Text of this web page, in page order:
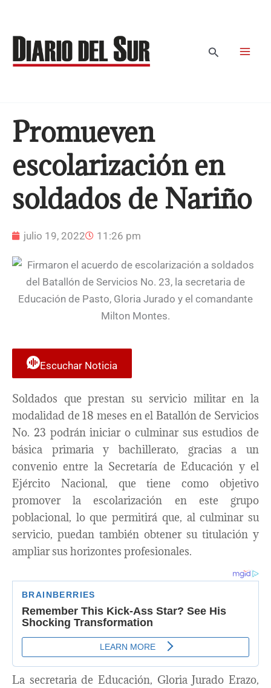
contenido
Buscar
Promueven
escolarización en
soldados de Nariño
julio 19, 2022 11:26 pm
Escuchar Noticia
Soldados que prestan su servicio militar en la
modalidad de 18 meses en el Batallón de Servicios
No. 23 podrán iniciar o culminar sus estudios de
básica primaria y bachillerato, gracias a un
convenio entre la Secretaría de Educación y el
Ejército Nacional, que tiene como objetivo
promover la escolarización en este grupo
poblacional, lo que permitirá que, al culminar su
servicio, puedan también obtener su titulación y
ampliar sus horizontes profesionales.
La secretaria de Educación, Gloria Jurado Erazo,